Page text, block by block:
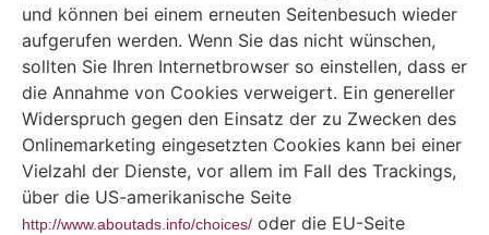
und können bei einem erneuten Seitenbesuch wieder
aufgerufen werden. Wenn Sie das nicht wünschen,
sollten Sie Ihren Internetbrowser so einstellen, dass er
die Annahme von Cookies verweigert. Ein genereller
Widerspruch gegen den Einsatz der zu Zwecken des
Onlinemarketing eingesetzten Cookies kann bei einer
Vielzahl der Dienste, vor allem im Fall des Trackings,
über die US-amerikanische Seite
http://www.aboutads.info/choices/ oder die EU-Seite